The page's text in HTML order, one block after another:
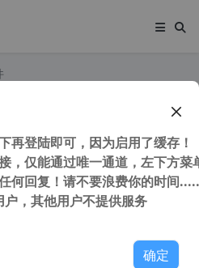
应用
再登陆即可，因为启用了缓存！
，仅能通过唯一通道，左下方菜
何回复！请不要浪费你的时间
，其他用户不提供服务
确定